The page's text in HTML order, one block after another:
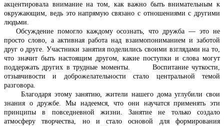
акцентировала внимание на том, как важно быть внимательным к
окружающим, ведь это напрямую связано с отношениями с другими
людьми.
Обсуждение помогло каждому осознать, что дружба — это не
просто слово, а активная работа над взаимопониманием и заботой
друг о друге. Участники занятия поделились своими взглядами на то,
что значит быть настоящим другом, какие поступки и слова могут
поддержать других в трудные моменты. Воспитание чуткости,
отзывчивости и доброжелательности стало центральной темой
разговора.
Благодаря этому занятию, жители нашего дома углубили свои
знания о дружбе. Мы надеемся, что они научатся применять эти
принципы в повседневной жизни. Занятие не только создало
атмосферу творчества, но и стало основой для формирования